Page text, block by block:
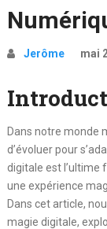
Jerôme mai
Dans notre monde
d’évoluer pour
digitale est l’ultime
une expérience
Dans cet article,
magie digitale,